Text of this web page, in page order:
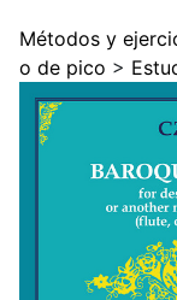
Métodos y
o de pico >